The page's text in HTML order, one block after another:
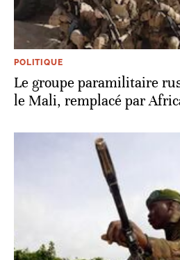
POLITIQUE
Le groupe paramilitaire
le Mali, remplacé par